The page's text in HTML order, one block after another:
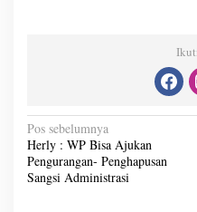
N
a
v
Pos sebelumnya
Herly : WP Bisa Ajukan
Pengurangan- Penghapusan
Sangsi Administrasi